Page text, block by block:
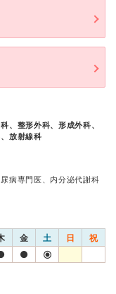
、整形外科、形成外科、
放射線科
病専門医、内分泌代謝科
金 土 日 祝